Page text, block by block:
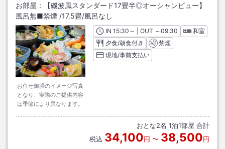
お部屋：
【磯波風スタンダード17畳半◎オーシャンビュー】
風呂無■禁煙 /17.5畳/風呂なし
お任せ御膳のイメージ写真
となり、実際のご提供内容
は季節により異なります。
INチェックイン
15:30 ～ | OUT チェックアウト
～09:30
和室
夕食/朝食付き
禁煙
現地/事前支払い
おとな2名 1泊1部屋 合計
税込 34,100円 〜 38,500円